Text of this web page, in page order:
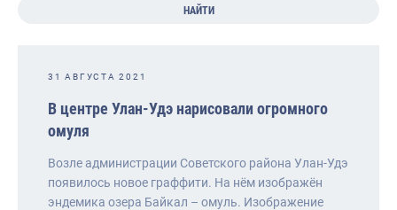
НАЙТИ
31 АВГУСТА 2021
В центре Улан-Удэ нарисовали огромного
омуля
Возле администрации Советского района Улан-Удэ
появилось новое граффити. На нём изображён
эндемика озера Байкал – омуль. Изображение